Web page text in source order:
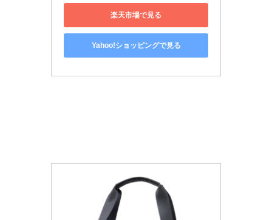
楽天市場で見る
Yahoo!ショッピングで見る